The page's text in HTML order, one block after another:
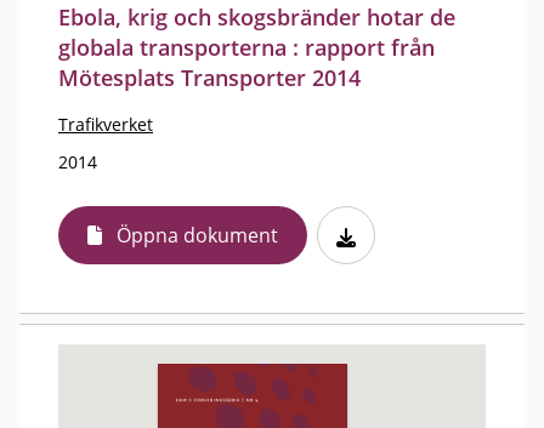
Ebola, krig och skogsbränder hotar de
globala transporterna : rapport från
Mötesplats Transporter 2014
Trafikverket
2014
Öppna dokument